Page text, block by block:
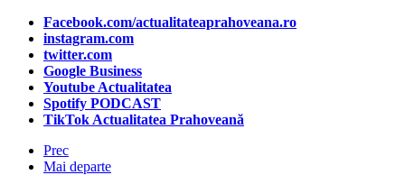
Facebook.com/actualitateaprahoveana.ro
instagram.com
twitter.com
Google Business
Youtube Actualitatea
Spotify PODCAST
TikTok Actualitatea Prahoveană
Prec
Mai departe